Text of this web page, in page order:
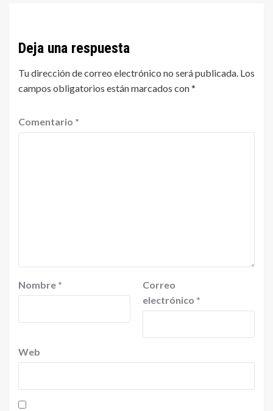
Deja una respuesta
Tu dirección de correo electrónico no será publicada. Los
campos obligatorios están marcados con*
Comentario *
Nombre *
Correo
electrónico *
Web